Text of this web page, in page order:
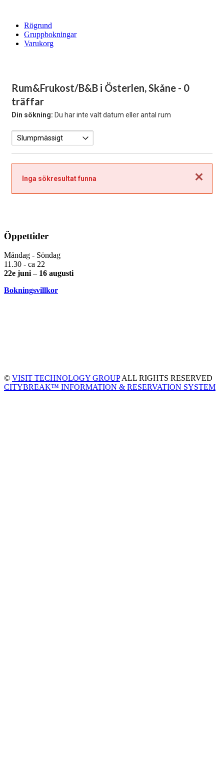
Rögrund
Gruppbokningar
Varukorg
Rum&Frukost/B&B i Österlen, Skåne - 0
träffar
Din sökning: Du har inte valt datum eller antal rum
Stäng
Inga sökresultat funna
Öppettider
Måndag - Söndag
11.30 - ca 22
22e juni – 16 augusti
Bokningsvillkor
© VISIT TECHNOLOGY GROUPALL RIGHTS RESERVED
CITYBREAK™ INFORMATION & RESERVATION SYSTEM